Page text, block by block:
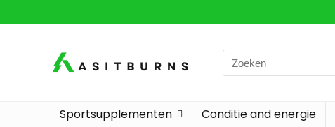
Search
for:
Sportsupplementen Conditie and energie